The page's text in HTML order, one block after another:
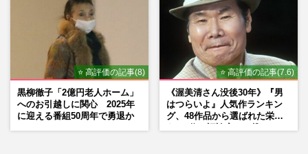
⭐ 高評価の記事(8)
黒柳徹子「2億円老人ホーム」
へのお引越しに関心 2025年
に迎える番組50周年で勇退か
⭐ 高評価の記事(7.6)
《渥美清さん没後30年》『男
はつらいよ』人気作ランキン
グ、48作品から選ばれた栄え